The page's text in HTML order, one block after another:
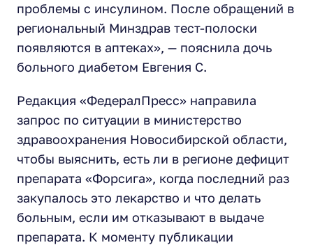
проблемы с инсулином. После обращений в
региональный Минздрав тест-полоски
появляются в аптеках», — пояснила дочь
больного диабетом Евгения С.
Редакция «ФедералПресс» направила
запрос по ситуации в министерство
здравоохранения Новосибирской области,
чтобы выяснить, есть ли в регионе дефицит
препарата «Форсига», когда последний раз
закупалось это лекарство и что делать
больным, если им отказывают в выдаче
препарата. К моменту публикации